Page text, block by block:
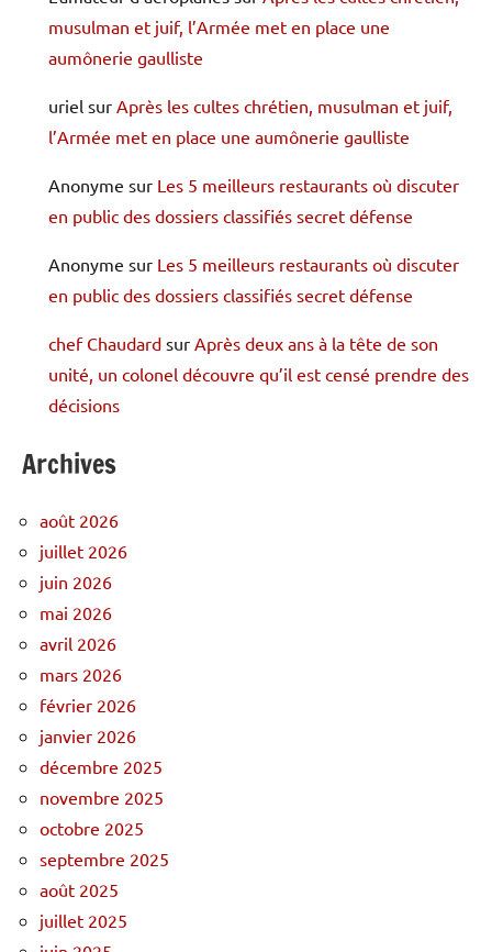
musulman et juif, l’Armée met en place une
aumônerie gaulliste
uriel sur Après les cultes chrétien, musulman et juif,
l’Armée met en place une aumônerie gaulliste
Anonyme sur Les 5 meilleurs restaurants où discuter
en public des dossiers classifiés secret défense
Anonyme sur Les 5 meilleurs restaurants où discuter
en public des dossiers classifiés secret défense
chef Chaudard sur Après deux ans à la tête de son
unité, un colonel découvre qu’il est censé prendre des
décisions
Archives
août 2026
juillet 2026
juin 2026
mai 2026
avril 2026
mars 2026
février 2026
janvier 2026
décembre 2025
novembre 2025
octobre 2025
septembre 2025
août 2025
juillet 2025